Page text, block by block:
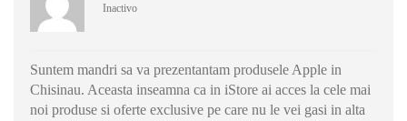
Inactivo
Suntem mandri sa va prezentantam produsele Apple in
Chisinau. Aceasta inseamna ca in iStore ai acces la cele mai
noi produse si oferte exclusive pe care nu le vei gasi in alta